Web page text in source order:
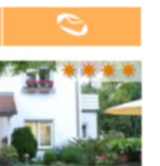
✷✷✷✷